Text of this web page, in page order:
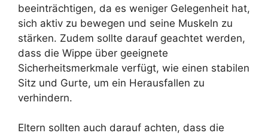
beeinträchtigen, da es weniger Gelegenheit hat,
sich aktiv zu bewegen und seine Muskeln zu
stärken. Zudem sollte darauf geachtet werden,
dass die Wippe über geeignete
Sicherheitsmerkmale verfügt, wie einen stabilen
Sitz und Gurte, um ein Herausfallen zu
verhindern.
Eltern sollten auch darauf achten, dass die